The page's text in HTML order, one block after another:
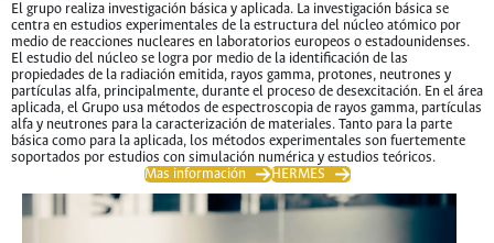
El grupo realiza investigación básica y aplicada. La investigación básica se
centra en estudios experimentales de la estructura del núcleo atómico por
medio de reacciones nucleares en laboratorios europeos o estadounidenses.
El estudio del núcleo se logra por medio de la identificación de las
propiedades de la radiación emitida, rayos gamma, protones, neutrones y
partículas alfa, principalmente, durante el proceso de desexcitación. En el área
aplicada, el Grupo usa métodos de espectroscopia de rayos gamma, partículas
alfa y neutrones para la caracterización de materiales. Tanto para la parte
básica como para la aplicada, los métodos experimentales son fuertemente
soportados por estudios con simulación numérica y estudios teóricos.
Mas información
HERMES